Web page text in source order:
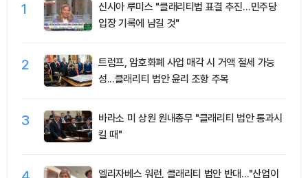
1
신시아 루미스 "클래리티법 표결 추진…민주당
입장 기록에 남길 것"
2
트럼프, 암호화폐 사업 매각 시 거액 절세 가능
성...클래리티 법안 윤리 조항 주목
3
바라소 미 상원 원내총무 "클래리티 법안 통과시
킬 때"
엘리자베스 워런, 클래리티 법안 반대…"산업이